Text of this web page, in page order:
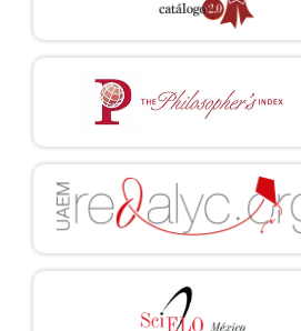
to protect the old? Journal of Law and
de 2020.